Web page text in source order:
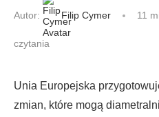
Autor: Filip Cymer 11
czytania
Unia Europejska
zmian, które mogą